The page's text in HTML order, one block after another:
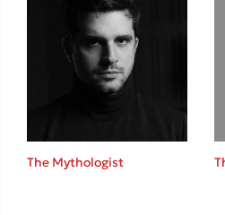
Ιωάννης
Ένας γίγαντας
Δανάη
The Mythologist